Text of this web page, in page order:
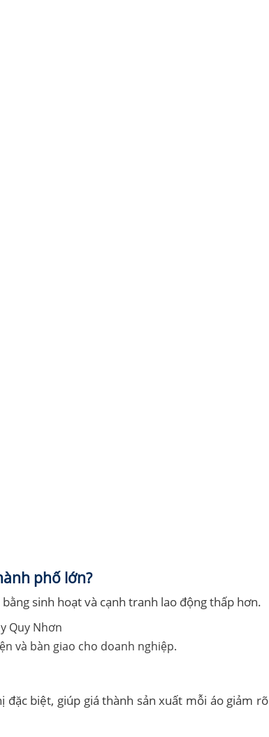
phố lớn?
sinh hoạt và cạnh tranh lao động thấp hơn.
và bàn giao cho doanh nghiệp.
biệt, giúp giá thành sản xuất mỗi áo giảm rõ